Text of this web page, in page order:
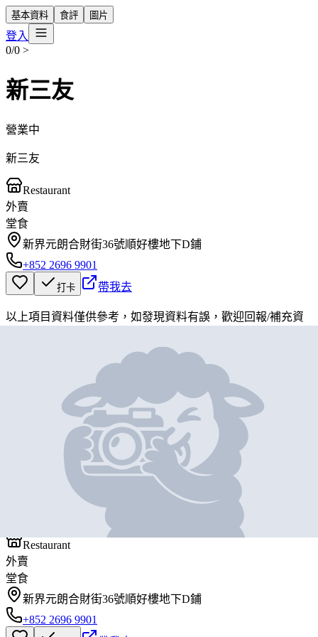
基本資料 食評 圖片
登入
0/0 >
新三友
營業中
新三友
Restaurant
外賣
堂食
新界元朗合財街36號順好樓地下D鋪
+852 2696 9901
打卡 帶我去
以上項目資料僅供參考，如發現資料有誤，歡迎回報/補充資
新三友
Restaurant
外賣
堂食
新界元朗合財街36號順好樓地下D鋪
+852 2696 9901